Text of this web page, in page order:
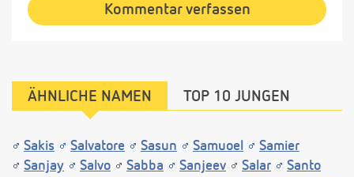
Kommentar verfassen
ÄHNLICHE NAMEN TOP 10 JUNGEN
Sakis Salvatore Sasun Samuoel
Samier
Sanjay
Salvo Sabba Sanjeev Salar
Santo